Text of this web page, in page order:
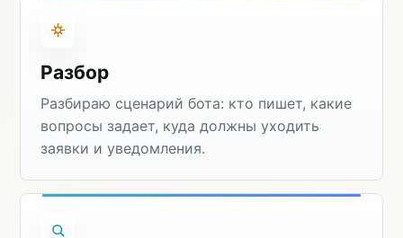
Разбор
Разбираю сценарий бота: кто пишет, какие
вопросы задает, куда должны уходить
заявки и уведомления.